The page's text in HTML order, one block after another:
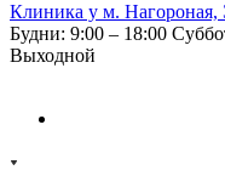
Клиника у м. Нагороная,
Будни: 9:00 – 18:00
Выходной